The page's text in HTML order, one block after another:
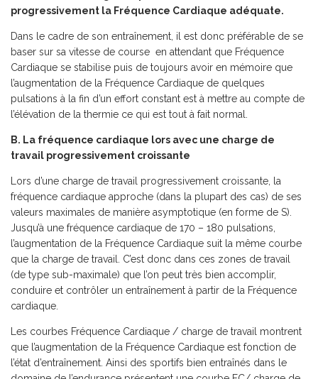
progressivement la Fréquence Cardiaque adéquate.
Dans le cadre de son entraînement, il est donc préférable de se
baser sur sa vitesse de course en attendant que Fréquence
Cardiaque se stabilise puis de toujours avoir en mémoire que
l’augmentation de la Fréquence Cardiaque de quelques
pulsations à la fin d’un effort constant est à mettre au compte de
l’élévation de la thermie ce qui est tout à fait normal.
B. La fréquence cardiaque lors avec une charge de
travail progressivement croissante
Lors d’une charge de travail progressivement croissante, la
fréquence cardiaque approche (dans la plupart des cas) de ses
valeurs maximales de manière asymptotique (en forme de S).
Jusqu’à une fréquence cardiaque de 170 – 180 pulsations,
l’augmentation de la Fréquence Cardiaque suit la même courbe
que la charge de travail. C’est donc dans ces zones de travail
(de type sub-maximale) que l’on peut très bien accomplir,
conduire et contrôler un entraînement à partir de la Fréquence
cardiaque.
Les courbes Fréquence Cardiaque / charge de travail montrent
que l’augmentation de la Fréquence Cardiaque est fonction de
l’état d’entraînement. Ainsi des sportifs bien entraînés dans le